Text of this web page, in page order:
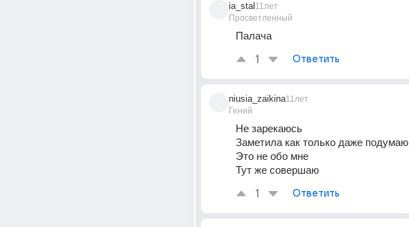
ia_stal
Просветленный
11лет
Палача
1 Ответить
niusia_zaikina
Гений
11лет
Не зарекаюсь
Заметила как только даже подумаю
Это не обо мне
Тут же совершаю
1 Ответить